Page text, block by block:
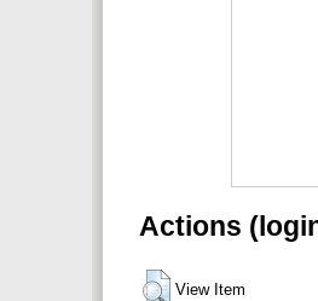
Actions
View Item